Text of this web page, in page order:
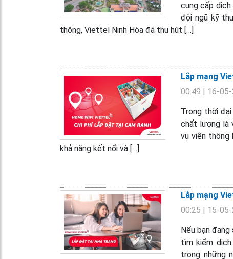
cung cấp
đội ngũ kỹ
thông, Viettel Ninh Hòa đã thu hút […]
Lắp mạng
00:49 | 16-
Trong thời
chất lượng là
vụ viễn thông
khả năng kết nối và […]
Lắp mạng
00:25 | 15-
Nếu bạn
tìm kiếm
trong những